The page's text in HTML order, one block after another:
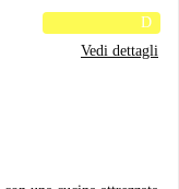
D
Vedi dettagli